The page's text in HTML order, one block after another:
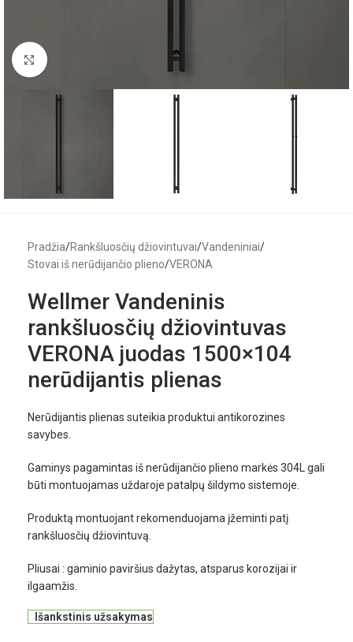
Click to enlarge
Pradžia/Rankšluosčių džiovintuvai/Vandeniniai/
Stovai iš nerūdijančio plieno/VERONA
Wellmer Vandeninis
rankšluosčių džiovintuvas
VERONA juodas 1500×104
nerūdijantis plienas
Nerūdijantis plienas suteikia produktui antikorozines
savybes.
Gaminys pagamintas iš nerūdijančio plieno markės 304L gali
būti montuojamas uždaroje patalpų šildymo sistemoje.
Produktą montuojant rekomenduojama įžeminti patį
rankšluosčių džiovintuvą.
Pliusai : gaminio paviršius dažytas, atsparus korozijai ir
ilgaamžis.
Išankstinis užsakymas